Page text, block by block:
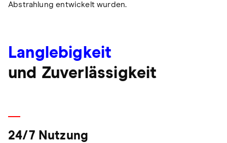
Abstrahlung entwickelt wurden.
Langlebigkeit
und Zuverlässigkeit
24/7 Nutzung